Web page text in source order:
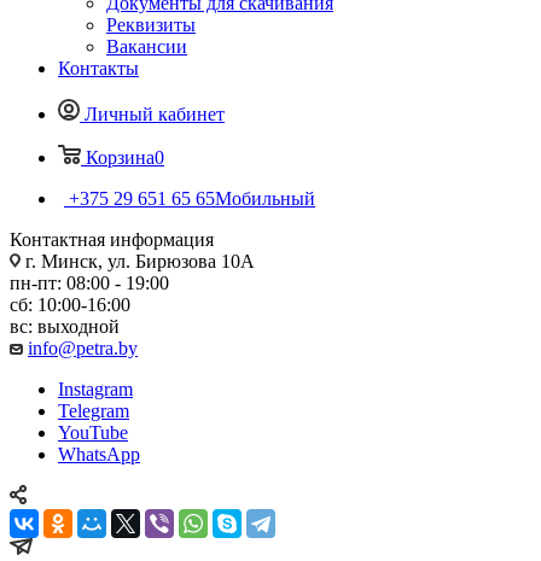
Реквизиты
Вакансии
Контакты
Личный кабинет
Корзина0
+375 29 651 65 65Мобильный
Контактная информация
г. Минск, ул. Бирюзова 10А
пн-пт: 08:00 - 19:00
сб: 10:00-16:00
вс: выходной
info@petra.by
Instagram
Telegram
YouTube
WhatsApp